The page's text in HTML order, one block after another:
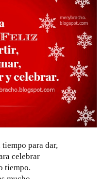
para dar,
celebrar
tiempo.